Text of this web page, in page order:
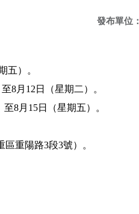
發布單位：
五）。
8月 12 日（星期二）。
至8月 15日（星期五）。
區重陽路3段3號）。